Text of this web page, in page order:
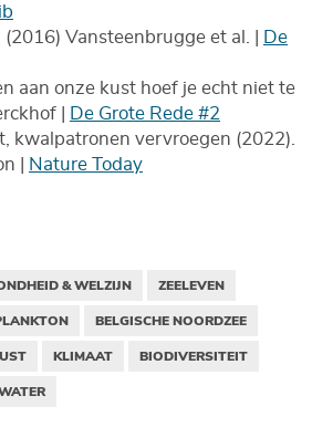
Vansteenbrugge et al. |
De
aan onze kust hoef je echt niet te
|
De Grote Rede #2
kwalpatronen vervroegen (2022).
|
Nature Today
& WELZIJN
ZEELEVEN
BELGISCHE NOORDZEE
KLIMAAT
BIODIVERSITEIT